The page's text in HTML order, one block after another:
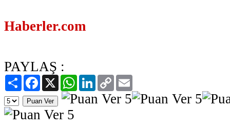
Haberler.com
PAYLAŞ :
PaylaşFacebook
X WhatsAppLinkedIn
Copy
Link